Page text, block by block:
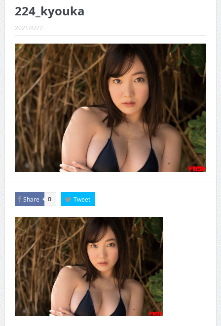
CINEMA×STYLE 289号
CINEMA×STYLE 287号
CINEMA×STYLE 286号
CINEMA×STYLE 285号
CINEMA×STYLE 294号
224_kyouka
2021/4/22
Share 0 Tweet